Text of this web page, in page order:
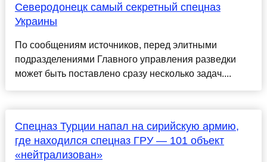
Северодонецк самый секретный спецназ
Украины
По сообщениям источников, перед элитными
подразделениями Главного управления разведки
может быть поставлено сразу несколько задач....
Спецназ Турции напал на сирийскую армию,
где находился спецназ ГРУ — 101 объект
«нейтрализован»